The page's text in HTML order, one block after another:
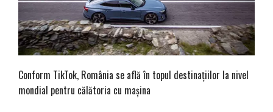
Conform TikTok, România se află în topul destinațiilor la nivel
mondial pentru călătoria cu mașina